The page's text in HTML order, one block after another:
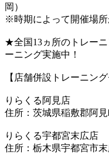
岡）
※時期によって開催場所
★全国13ヵ所のトレー
ーニング実施中！
【店舗併設トレーニング
りらくる阿見店
住所：茨城県稲敷郡阿見
りらくる宇都宮末広店
住所：栃木県宇都宮市末